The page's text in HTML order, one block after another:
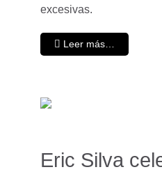
excesivas.
Leer más…
Eric Silva